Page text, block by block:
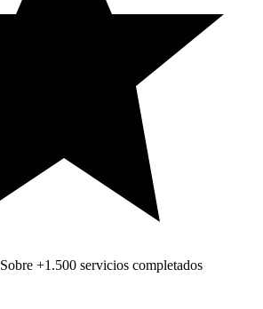
Sobre +1.500 servicios completados